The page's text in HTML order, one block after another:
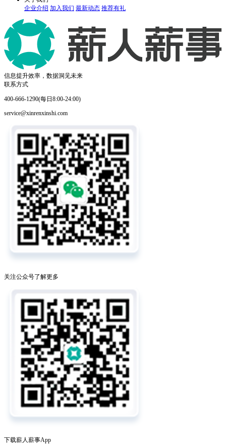
企业介绍 加入我们 最新动态 推荐有礼
信息提升效率，数据洞见未来
联系方式
400-666-1290(每日8:00-24:00)
service@xinrenxinshi.com
关注公众号了解更多
下载薪人薪事App